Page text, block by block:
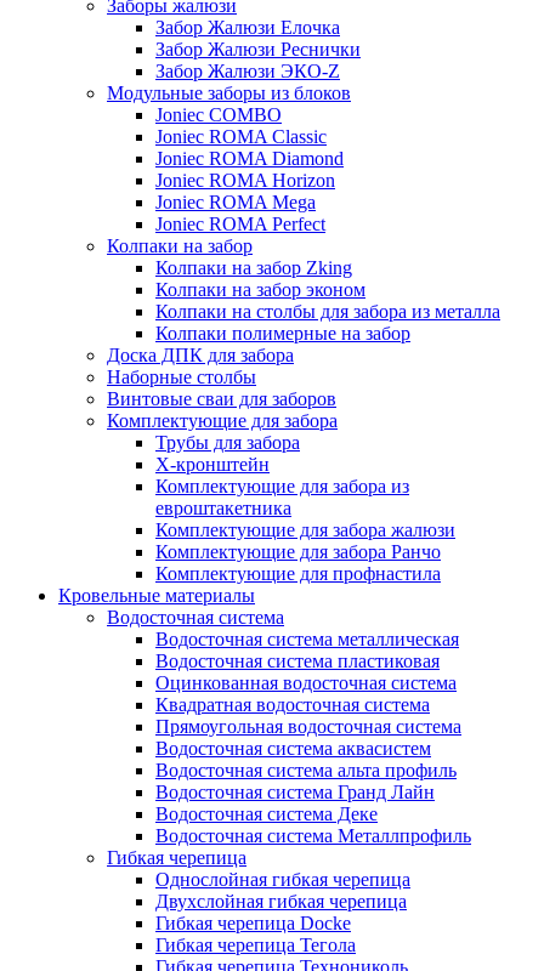
Заборы жалюзи
Забор Жалюзи Елочка
Забор Жалюзи Реснички
Забор Жалюзи ЭКО-Z
Модульные заборы из блоков
Joniec COMBO
Joniec ROMA Classic
Joniec ROMA Diamond
Joniec ROMA Horizon
Joniec ROMA Mega
Joniec ROMA Perfect
Колпаки на забор
Колпаки на забор Zking
Колпаки на забор эконом
Колпаки на столбы для забора из металла
Колпаки полимерные на забор
Доска ДПК для забора
Наборные столбы
Винтовые сваи для заборов
Комплектующие для забора
Трубы для забора
Х-кронштейн
Комплектующие для забора из
евроштакетника
Комплектующие для забора жалюзи
Комплектующие для забора Ранчо
Комплектующие для профнастила
Кровельные материалы
Водосточная система
Водосточная система металлическая
Водосточная система пластиковая
Оцинкованная водосточная система
Квадратная водосточная система
Прямоугольная водосточная система
Водосточная система аквасистем
Водосточная система альта профиль
Водосточная система Гранд Лайн
Водосточная система Деке
Водосточная система Металлпрофиль
Гибкая черепица
Однослойная гибкая черепица
Двухслойная гибкая черепица
Гибкая черепица Docke
Гибкая черепица Тегола
Гибкая черепица Технониколь